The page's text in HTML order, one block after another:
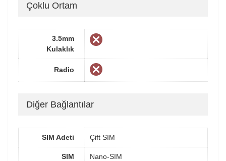
Çoklu Ortam
3.5mm
Kulaklık
Radio
Diğer Bağlantılar
SIM Adeti Çift SIM
SIM Nano-SIM